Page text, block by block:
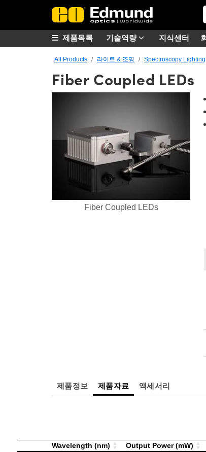
기술역량 지식센터
제품목록
All Products 라이트 & 조명 Spectroscopy Lighting
Fiber Coupled LEDs
Fiber Coupled LEDs
제품정보 제품자료 액세서리
Wavelength (nm) Output Power (mW)